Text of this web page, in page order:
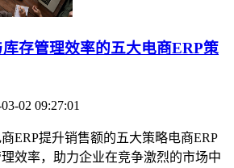
存管理效率的五大电商ERP策
02 09:27:01
ERP提升销售额的五大策略电商ERP
效率，助力企业在竞争激烈的市场中